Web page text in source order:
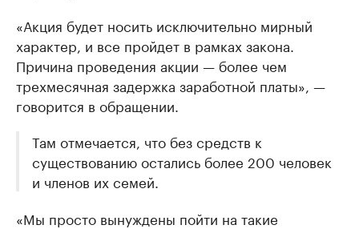
«Акция будет носить исключительно мирный
характер, и все пройдет в рамках закона.
Причина проведения акции — более чем
трехмесячная задержка заработной платы», —
говорится в обращении.
Там отмечается, что без средств к
существованию остались более 200 человек
и членов их семей.
«Мы просто вынуждены пойти на такие